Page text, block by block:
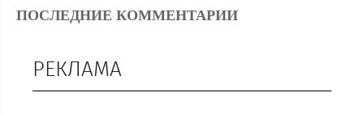
ПОСЛЕДНИЕ КОММЕНТАРИИ
РЕКЛАМА